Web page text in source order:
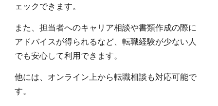
ェックできます。
また、担当者へのキャリア相談や書類作成の際に
アドバイスが得られるなど、転職経験が少ない人
でも安心して利用できます。
他には、オンライン上から転職相談も対応可能で
す。